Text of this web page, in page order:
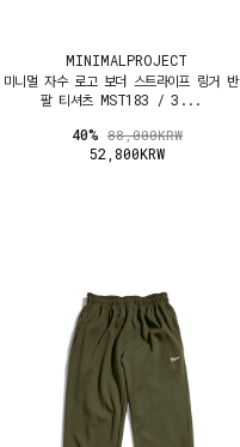
MINIMALPROJECT
미니멀 자수 로고 보더 스트라이프 링거 반
팔 티셔츠 MST183 / 3...
40% 88,000KRW
52,800KRW